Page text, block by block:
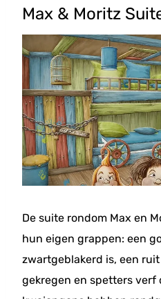
Max & Moritz
De suite rondom Max en
hun eigen grappen: een
zwartgeblakerd is, een
gekregen en spetters verf